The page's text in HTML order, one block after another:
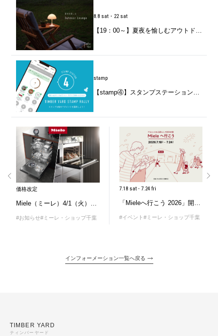
8.8 sat・22 sat
【19：00～】夏夜を愉しむアウトドアラウンジ
stamp
【stamp④】スタンプステーションのお知らせ
価格改定
#お知らせ#ミーレ・ショップ千葉
7.18 sat - 7.24 fri
「Mieleへ行こう 2026」開催のお知らせ
#イベント #ミーレ・ショップ千葉
インフォーメーション一覧へ戻る
TIMBER YARD
ティンバーヤード